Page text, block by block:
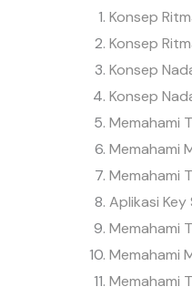
Konsep
Konsep
Konsep
Konsep
Memahami
Memahami
Memahami
Aplikasi
Memahami
Memahami
Memahami